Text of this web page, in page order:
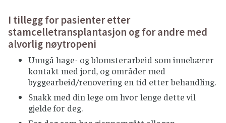
Bruk kun produkter som er laget av
pasteurisert melk.
Myke modningsoster (camembert, brie,
blåmuggost o.l.) bør unngås, men sauser og
annen mat med disse produktene er trygt å
spise varmebehandlet.
Spis is som er i forseglet innpakking, unngå
softis og kuleis fra utsalgssteder
I tillegg for pasienter etter
stamcelletransplantasjon og for andre med
alvorlig nøytropeni
Unngå hage- og blomsterarbeid som innebærer
kontakt med jord, og områder med
byggearbeid/renovering en tid etter behandling.
Snakk med din lege om hvor lenge dette vil
gjelde for deg.